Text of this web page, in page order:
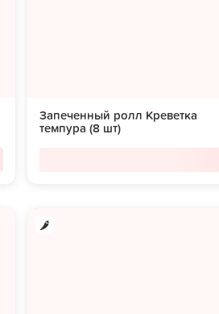
Запеченный ролл Креветка
темпура (8 шт)